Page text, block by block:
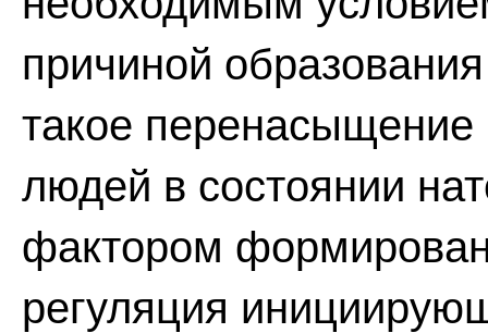
причиной
такое перенасыщение
людей в состоянии
фактором
регуляция